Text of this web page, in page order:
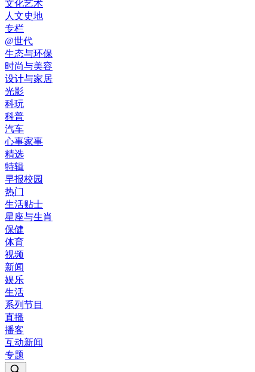
文化艺术
人文史地
专栏
@世代
生态与环保
时尚与美容
设计与家居
光影
科玩
科普
汽车
心事家事
精选
特辑
早报校园
热门
生活贴士
星座与生肖
保健
体育
视频
新闻
娱乐
生活
系列节目
直播
播客
互动新闻
专题